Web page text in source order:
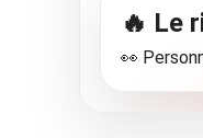
🔥 Le
👀